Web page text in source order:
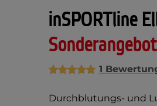
inSPORTline
Sonderangebot
1
Durchblutungs- und